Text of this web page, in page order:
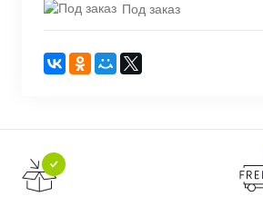
Под заказ